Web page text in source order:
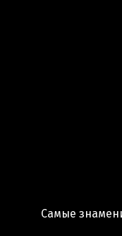
Самые